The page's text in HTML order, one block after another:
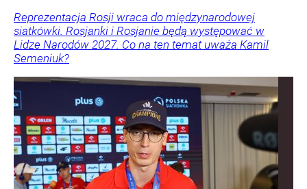
Reprezentacja Rosji wraca do międzynarodowej
siatkówki. Rosjanki i Rosjanie będą występować w
Lidze Narodów 2027. Co na ten temat uważa Kamil
Semeniuk?